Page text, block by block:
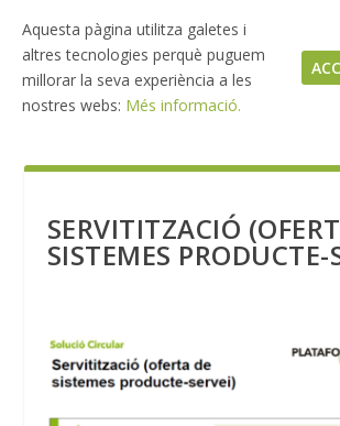
SERVITITZACIÓ
SISTEMES PRODUCTE-
Aquesta pàgina utilitza galetes i
altres tecnologies perquè puguem
millorar la seva experiència a les
nostres webs: Més informació.